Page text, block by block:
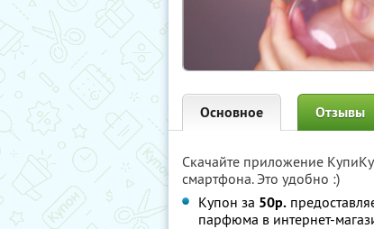
Основное Отзывы
Скачайте приложение
смартфона. Это удобно :)
Купон за 50р.
парфюма в интернет-